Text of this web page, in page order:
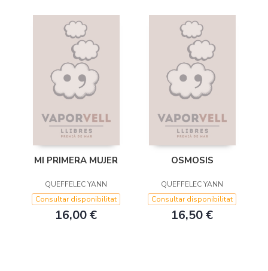
MI PRIMERA MUJER
QUEFFELEC YANN
Consultar disponibilitat
16,00 €
OSMOSIS
QUEFFELEC YANN
Consultar disponibilitat
16,50 €